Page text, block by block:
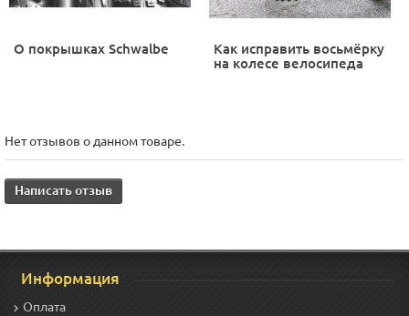
О покрышках Schwalbe
Как исправить восьмёрку
на колесе велосипеда
Нет отзывов о данном товаре.
Написать отзыв
Информация
Оплата